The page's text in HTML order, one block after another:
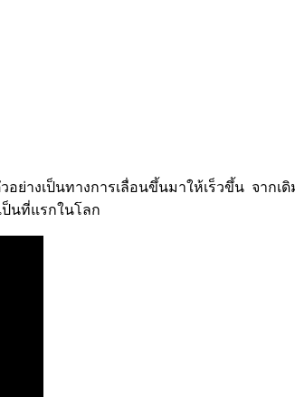
อย่างเป็นทางการเลื่อนขึ้นมาให้เร็วขึ้น จากเ
ป็นที่แรกในโลก